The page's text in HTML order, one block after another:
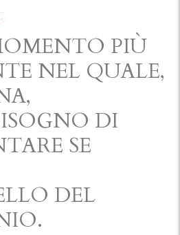
PIÙ
NEL QUALE,
DI
SE
DEL